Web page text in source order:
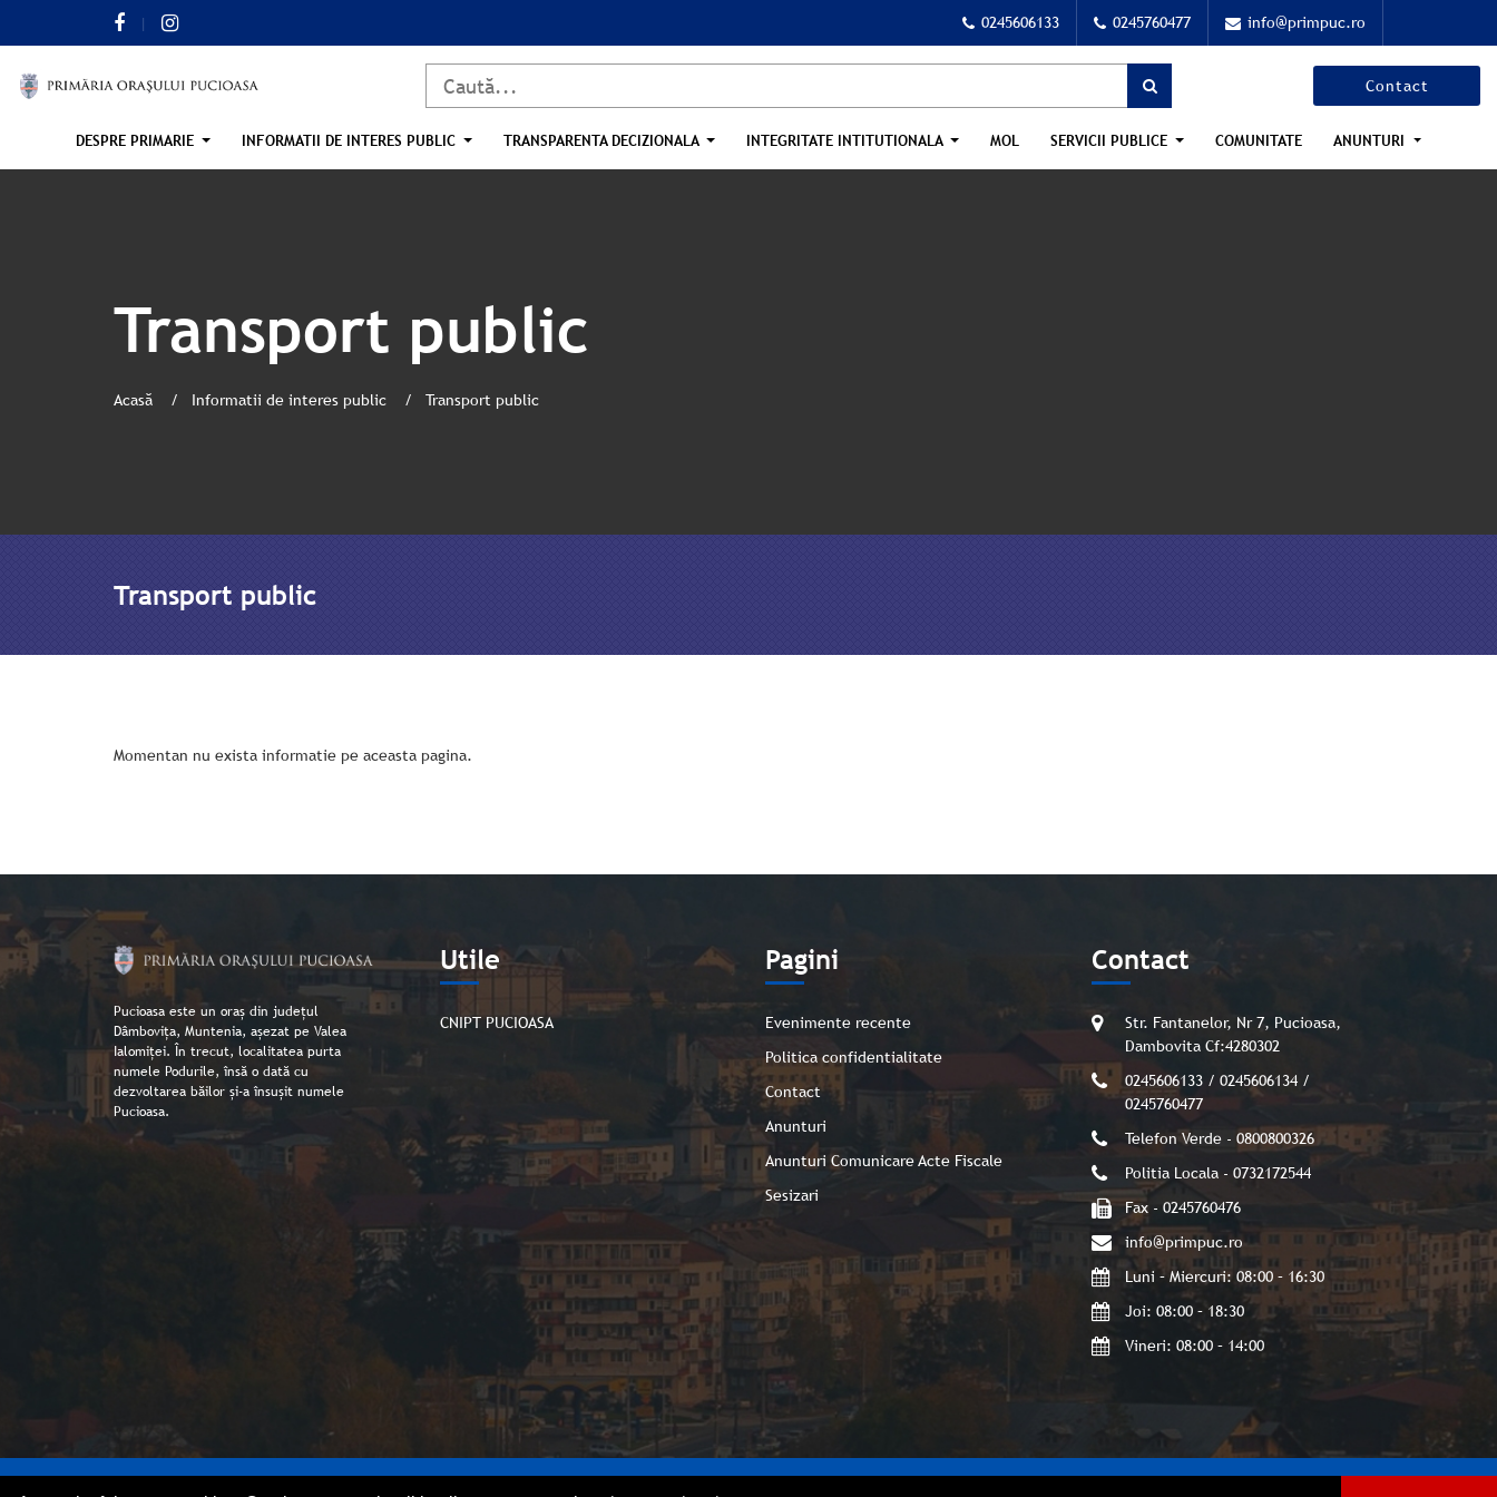
0245606133 0245760477 info@primpuc.ro
Contact
DESPRE PRIMARIE INFORMATII DE INTERES PUBLIC TRANSPARENTA DECIZIONALA INTEGRITATE INTITUTIONALA MOL SERVICII PUBLICE COMUNITATE ANUNTURI
Transport public
Acasă Informatii de interes public Transport public
Transport public
Momentan nu exista informatie pe aceasta pagina.
Pucioasa este un oraș din județul
Dâmbovița, Muntenia, așezat pe Valea
Ialomiței. În trecut, localitatea purta
numele Podurile, însă o dată cu
dezvoltarea băilor și-a însușit numele
Pucioasa.
Utile
CNIPT PUCIOASA
Pagini
Evenimente recente
Politica confidentialitate
Contact
Anunturi
Anunturi Comunicare Acte Fiscale
Sesizari
Contact
Str. Fantanelor, Nr 7, Pucioasa,
Dambovita Cf:4280302
0245606133 / 0245606134 /
0245760477
Telefon Verde - 0800800326
Politia Locala - 0732172544
Fax - 0245760476
info@primpuc.ro
Luni – Miercuri: 08:00 – 16:30
Joi: 08:00 – 18:30
Vineri: 08:00 – 14:00